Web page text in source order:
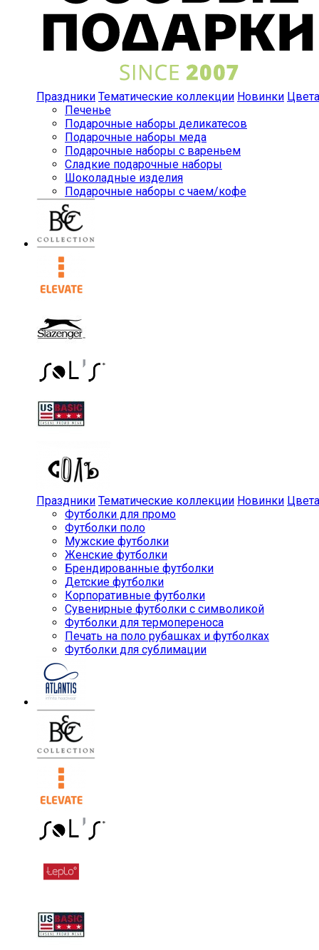
Праздники Тематические коллекции Новинки Цвета
Печенье
Подарочные наборы деликатесов
Подарочные наборы меда
Подарочные наборы с вареньем
Сладкие подарочные наборы
Шоколадные изделия
Подарочные наборы с чаем/кофе
Праздники Тематические коллекции Новинки Цвета
Футболки для промо
Футболки поло
Мужские футболки
Женские футболки
Брендированные футболки
Детские футболки
Корпоративные футболки
Сувенирные футболки с символикой
Футболки для термопереноса
Печать на поло рубашках и футболках
Футболки для сублимации